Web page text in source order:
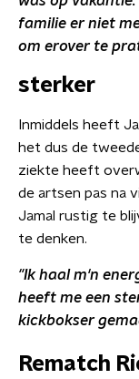
familie er niet
om erover te
sterker
Inmiddels heeft
het dus de
ziekte heeft
de artsen pas na
Jamal rustig te
te denken.
"Ik haal m'n
heeft me een
kickbokser
Rematch